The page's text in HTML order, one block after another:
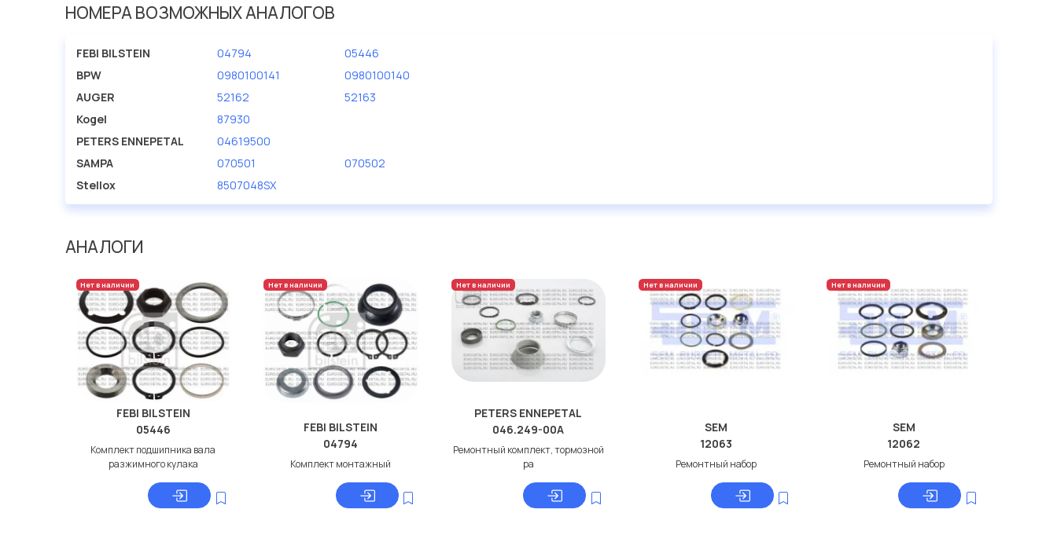
НОМЕРА ВОЗМОЖНЫХ АНАЛОГОВ
FEBI BILSTEIN 04794
05446
BPW
0980100141
0980100140
AUGER
52162
52163
Kogel
87930
PETERS ENNEPETAL
04619500
SAMPA
070501
070502
Stellox
8507048SX
АНАЛОГИ
Нет в наличии
FEBI BILSTEIN
05446
Комплект подшипника вала
разжимного кулака
Нет в наличии
FEBI BILSTEIN
04794
Комплект монтажный
Нет в наличии
PETERS ENNEPETAL
046.249-00A
Ремонтный комплект, тормозной
ра
Нет в наличии
SEM
12063
Ремонтный набор
Нет в наличии
SEM
12062
Ремонтный набор